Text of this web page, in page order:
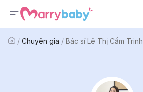
/ Chuyên gia / Bác sĩ Lê Thị Cẩm Trinh